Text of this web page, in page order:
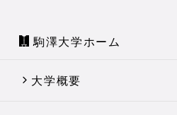
駒澤大学ホーム
大学概要